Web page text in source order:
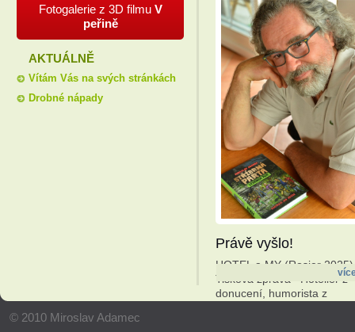
Fotogalerie z 3D filmu V
peřině
AKTUÁLNĚ
Vítám Vás na svých stránkách
Drobné nápady
Právě vyšlo!
HOTEL a MY (Rosier 2025)
Tisková zpráva Hoteliér z
donucení, humorista z
© 2010 Miroslav Adamec